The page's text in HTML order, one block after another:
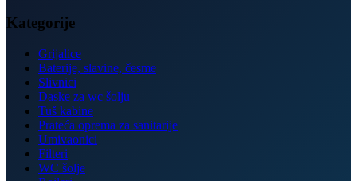
Kategorije
Grijalice
Baterije, slavine, česme
Slivnici
Daske za wc šolju
Tuš kabine
Prateća oprema za sanitarije
Umivaonici
Filteri
WC šolje